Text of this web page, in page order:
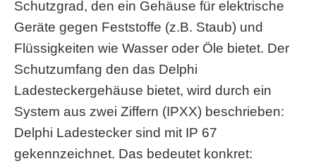
Schutzgrad, den ein Gehäuse für elektrische
Geräte gegen Feststoffe (z.B. Staub) und
Flüssigkeiten wie Wasser oder Öle bietet. Der
Schutzumfang den das Delphi
Ladesteckergehäuse bietet, wird durch ein
System aus zwei Ziffern (IPXX) beschrieben:
Delphi Ladestecker sind mit IP 67
gekennzeichnet. Das bedeutet konkret: